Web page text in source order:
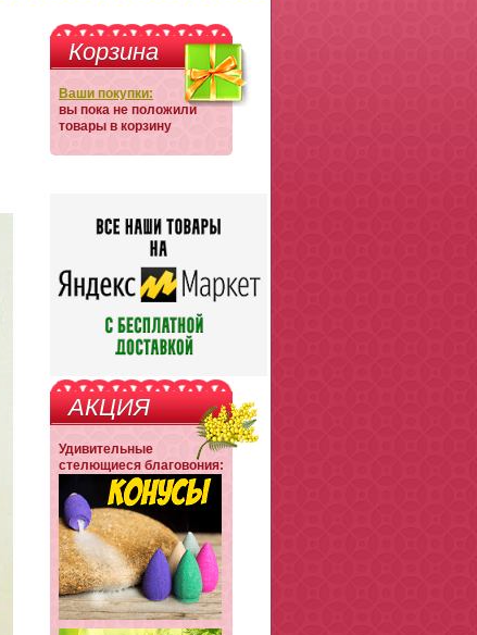
Корзина
Ваши покупки:
вы пока не положили
товары в корзину
АКЦИЯ
Удивительные
стелющиеся благовония: